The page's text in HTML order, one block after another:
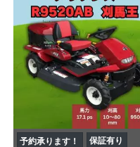
予約承ります！
保証有り